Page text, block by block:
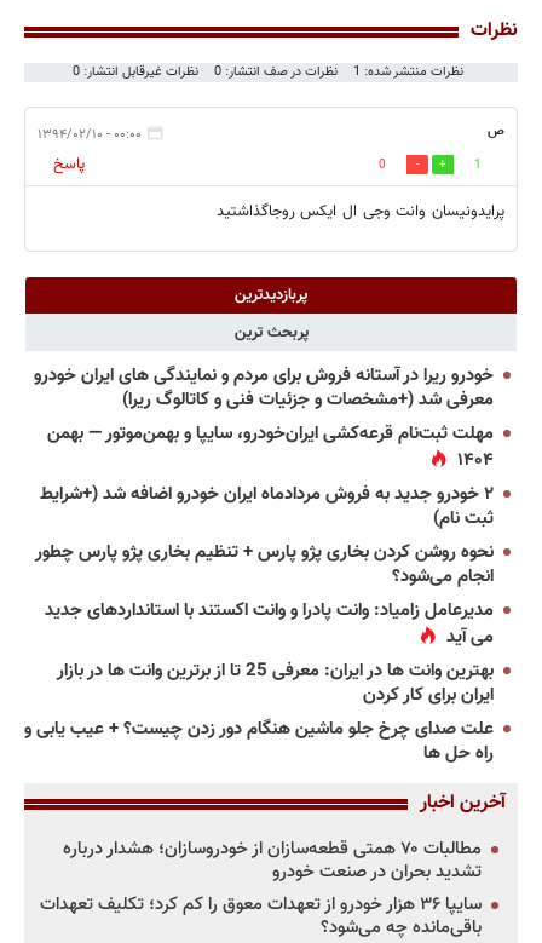
نظرات
نظرات منتشر شده: 1 نظرات در صف انتشار: 0 نظرات غیرقابل انتشار: 0
ص ۰۰:۰۰ - ۱۳۹۴/۰۲/۱۰
1
0
پاسخ
پرایدونیسان وانت وجی ال ایکس روجاگذاشتید
پربازدیدترین
پربحث ترین
خودرو ریرا در آستانه فروش برای مردم و نمایندگی های ایران خودرو
معرفی شد (+مشخصات و جزئیات فنی و کاتالوگ ریرا)
مهلت ثبت‌نام قرعه‌کشی ایران‌خودرو، سایپا و بهمن‌موتور — بهمن
۱۴۰۴
۲ خودرو جدید به فروش مردادماه ایران خودرو اضافه شد (+شرایط
ثبت نام)
نحوه روشن کردن بخاری پژو پارس + تنظیم بخاری پژو پارس چطور
انجام می‌شود؟
مدیرعامل زامیاد: وانت پادرا و وانت اکستند با استانداردهای جدید
می آید
بهترین وانت ها در ایران: معرفی 25 تا از برترین وانت ها در بازار
ایران برای کار کردن
علت صدای چرخ جلو ماشین هنگام دور زدن چیست؟ + عیب یابی و
راه حل ها
آخرین اخبار
مطالبات ۷۰ همتی قطعه‌سازان از خودروسازان؛ هشدار درباره
تشدید بحران در صنعت خودرو
سایپا ۳۶ هزار خودرو از تعهدات معوق را کم کرد؛ تکلیف تعهدات
باقی‌مانده چه می‌شود؟